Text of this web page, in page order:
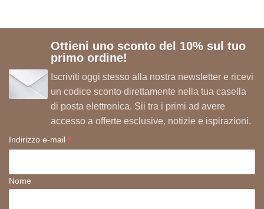
Ottieni uno sconto del 10% sul tuo
primo ordine!
Iscriviti oggi stesso alla nostra newsletter e ricevi
un codice sconto direttamente nella tua casella
di posta elettronica. Sii tra i primi ad avere
accesso a offerte esclusive, notizie e ispirazioni.
Indirizzo e-mail *
Nome